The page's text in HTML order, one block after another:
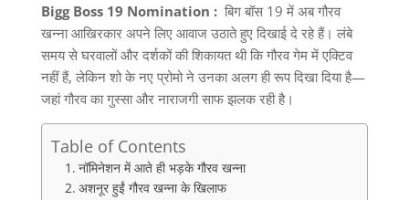
Bigg Boss 19 Nomination : बिग बॉस19 में अब गौरव
खन्ना आखिरकार अपने लिए आवाज उठाते हुए दिखाई दे रहे हैं। लंबे
समय से घरवालों और दर्शकों की शिकायत थी कि गौरव गेम में एक्टिव
नहीं हैं, लेकिन शो के नए प्रोमो ने उनका अलग ही रूप दिखा दिया है—
जहां गौरव का गुस्सा और नाराजगी साफ झलक रही है।
Table of Contents
नॉमिनेशन में आते ही भड़के गौरव खन्ना
अशनूर हुईं गौरव खन्ना के खिलाफ